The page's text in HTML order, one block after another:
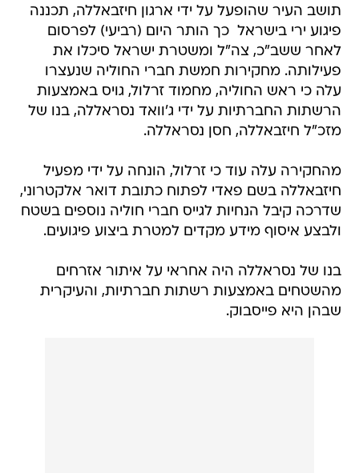
תושב העיר שהופעל על ידי ארגון חיזבאללה, תכננה
פיגוע ירי בישראל  כך הותר היום (רביעי) לפרסום
לאחר ששב"כ, צה"ל ומשטרת ישראל סיכלו את
פעילותה. מחקירות חמשת חברי החוליה שנעצרו
עלה כי ראש החוליה, מחמוד זרלול, גויס באמצעות
הרשתות החברתיות על ידי ג'וואד נסראללה, בנו של
מזכ"ל חיזבאללה, חסן נסראללה.
מהחקירה עלה עוד כי זרלול, הונחה על ידי מפעיל
חיזבאללה בשם פאדי לפתוח כתובת דואר אלקטרוני,
שדרכה קיבל הנחיות לגייס חברי חוליה נוספים בשטח
ולבצע איסוף מידע מקדים למטרת ביצוע פיגועים.
בנו של נסראללה היה אחראי על איתור אזרחים
מהשטחים באמצעות רשתות חברתיות, והעיקרית
שבהן היא פייסבוק.